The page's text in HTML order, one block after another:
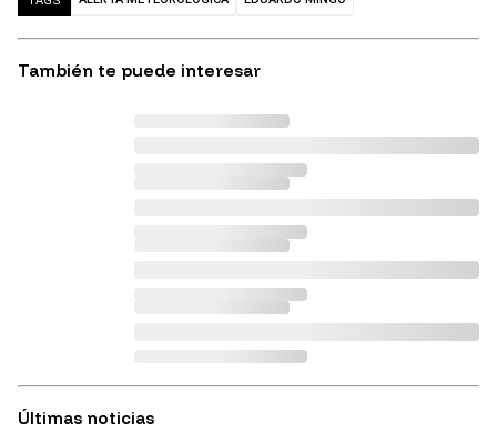
También te puede interesar
Últimas noticias